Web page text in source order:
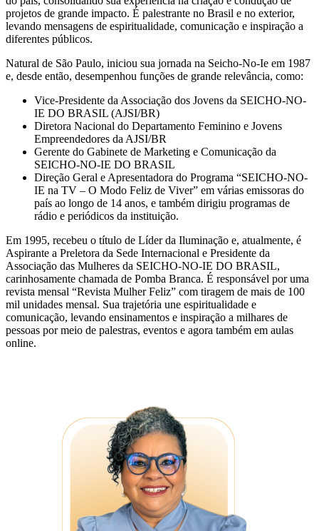
projetos de grande impacto. É palestrante no Brasil e no exterior,
levando mensagens de espiritualidade, comunicação e inspiração a
diferentes públicos.
Natural de São Paulo, iniciou sua jornada na Seicho-No-Ie em 1987
e, desde então, desempenhou funções de grande relevância, como:
Vice-Presidente da Associação dos Jovens da SEICHO-NO-
IE DO BRASIL (AJSI/BR)
Diretora Nacional do Departamento Feminino e Jovens
Empreendedores da AJSI/BR
Gerente do Gabinete de Marketing e Comunicação da
SEICHO-NO-IE DO BRASIL
Direção Geral e Apresentadora do Programa “SEICHO-NO-
IE na TV – O Modo Feliz de Viver” em várias emissoras do
país ao longo de 14 anos, e também dirigiu programas de
rádio e periódicos da instituição.
Em 1995, recebeu o título de Líder da Iluminação e, atualmente, é
Aspirante a Preletora da Sede Internacional e Presidente da
Associação das Mulheres da SEICHO-NO-IE DO BRASIL,
carinhosamente chamada de Pomba Branca. É responsável por uma
revista mensal “Revista Mulher Feliz” com tiragem de mais de 100
mil unidades mensal. Sua trajetória une espiritualidade e
comunicação, levando ensinamentos e inspiração a milhares de
pessoas por meio de palestras, eventos e agora também em aulas
online.